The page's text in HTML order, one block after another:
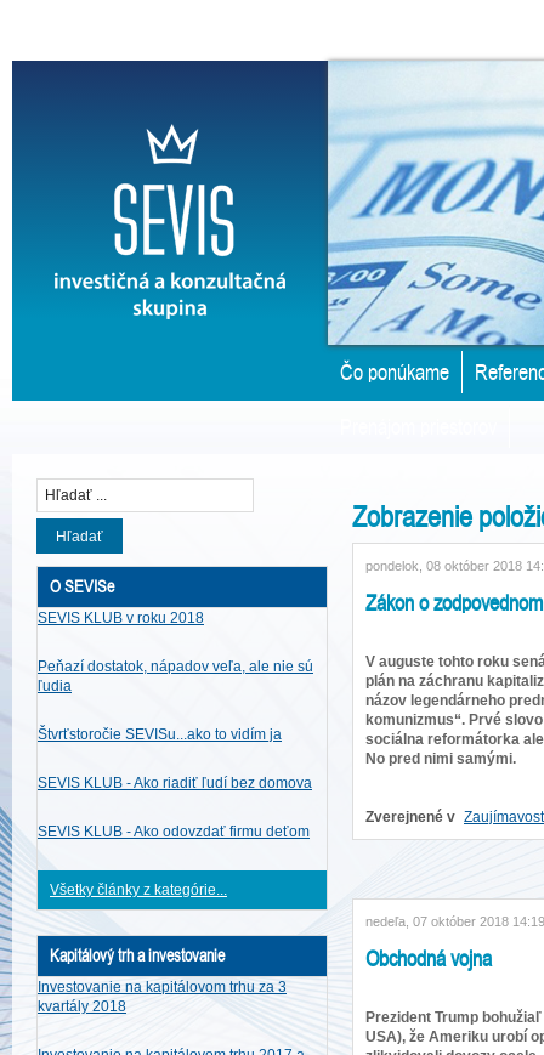
Čo ponúkame
Hľadať
O SEVISe
SEVIS KLUB v roku 2018
Peňazí dostatok, nápadov veľa, ale nie sú
ľudia
Štvrťstoročie SEVISu...ako to vidím ja
SEVIS KLUB - Ako riadiť ľudí bez domova
SEVIS KLUB - Ako odovzdať firmu deťom
Všetky články z kategórie...
Kapitálový trh a investovanie
Investovanie na kapitálovom trhu za 3
kvartály 2018
Zobrazenie
pondelok, 08 október 2018
Zákon o
V auguste tohto roku
plán na záchranu
názov legendárneho
komunizmus“. Prvé
sociálna reformátorka
No pred nimi samými.
Zverejnené v
nedeľa, 07 október 2018 14:19
Obchodná vojna
Prezident Trump
USA), že Ameriku urobí